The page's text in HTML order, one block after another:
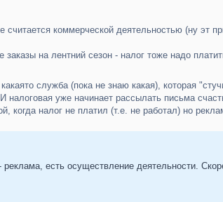
коммерческой деятельностью (ну эт
заказы на лентний сезон - налог тоже надо
служба (пока не знаю какая), которая
уже начинает рассылать письма
когда налог не платил (т.е. не работал) но
есть осуществление деятельности.